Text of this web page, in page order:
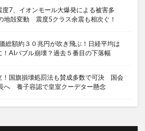
度7、イオンモール大爆発による被害多
地殻変動 震度5クラス余震も相次ぐ！
総額約３０兆円が吹き飛ぶ！日経平均は
！AIバブル崩壊？過去５番目の下落幅
！国旗損壊処罰法も賛成多数で可決 国会
へ 養子容認で皇室クーデター懸念